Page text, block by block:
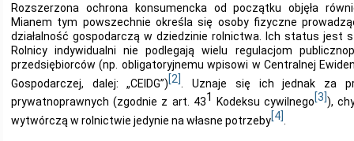
Rozszerzona ochrona konsumencka od początku objęła
Mianem tym powszechnie określa się osoby fizyczne
działalność gospodarczą w dziedzinie rolnictwa. Ich status jest
Rolnicy indywidualni nie podlegają wielu regulacjom
przedsiębiorców (np. obligatoryjnemu wpisowi w Centralnej
Gospodarczej, dalej: „CEIDG”)[2]
. Uznaje się ich jednak za
prywatnoprawnych (zgodnie z art. 431 Kodeksu cywilnego[3]),
wytwórczą w rolnictwie jedynie na własne potrzeby[4]